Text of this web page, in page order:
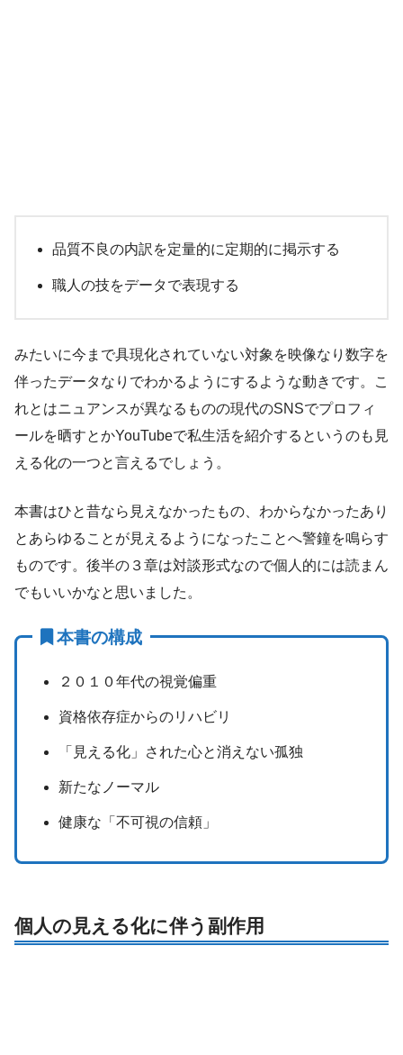
品質不良の内訳を定量的に定期的に掲示する
職人の技をデータで表現する
みたいに今まで具現化されていない対象を映像なり数字を
伴ったデータなりでわかるようにするような動きです。こ
れとはニュアンスが異なるものの現代のSNSでプロフィ
ールを晒すとかYouTubeで私生活を紹介するというのも見
える化の一つと言えるでしょう。
本書はひと昔なら見えなかったもの、わからなかったあり
とあらゆることが見えるようになったことへ警鐘を鳴らす
ものです。後半の３章は対談形式なので個人的には読まん
でもいいかなと思いました。
本書の構成
２０１０年代の視覚偏重
資格依存症からのリハビリ
「見える化」された心と消えない孤独
新たなノーマル
健康な「不可視の信頼」
個人の見える化に伴う副作用